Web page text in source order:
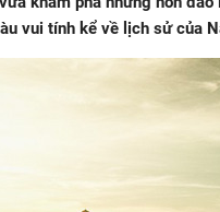
vui tính kể về lịch sử của